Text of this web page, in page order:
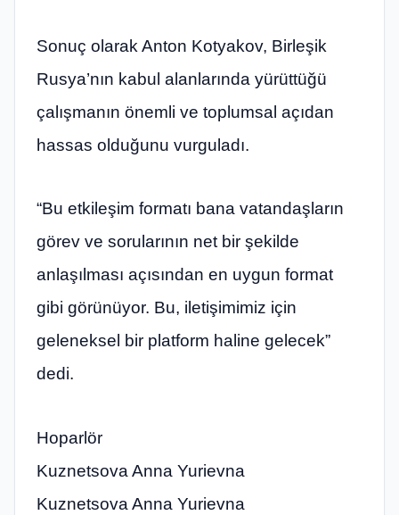
Sonuç olarak Anton Kotyakov, Birleşik
Rusya’nın kabul alanlarında yürüttüğü
çalışmanın önemli ve toplumsal açıdan
hassas olduğunu vurguladı.
“Bu etkileşim formatı bana vatandaşların
görev ve sorularının net bir şekilde
anlaşılması açısından en uygun format
gibi görünüyor. Bu, iletişimimiz için
geleneksel bir platform haline gelecek”
dedi.
Hoparlör
Kuznetsova Anna Yurievna
Kuznetsova Anna Yurievna